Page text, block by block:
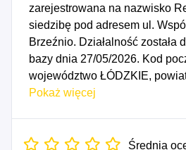
zarejestrowana na nazwisko
siedzibę pod adresem ul.
Brzeźnio. Działalność została
bazy dnia 27/05/2026. Kod
województwo ŁÓDZKIE,
Identyfikacji Podatkowej NIP to
działalności gospodarczej
Pokaż więcej
Średnia